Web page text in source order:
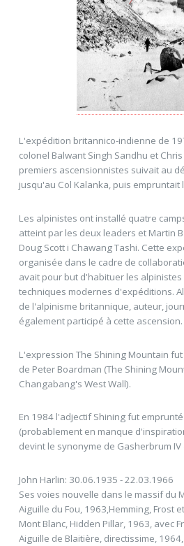
L'expédition britannico-indienne de
colonel Balwant Singh Sandhu et
premiers ascensionnistes suivait au
jusqu'au Col Kalanka, puis empruntait
Les alpinistes ont installé quatre
atteint par les deux leaders et Martin
Doug Scott i Chawang Tashi. Cette
organisée dans le cadre de
avait pour but d'habituer les alpinistes
techniques modernes d'expéditions.
de l'alpinisme britannique, auteur,
également participé à cette ascension.
L'expression The Shining Mountain
de Peter Boardman (The Shining
Changabang's West Wall).
En 1984 l'adjectif Shining fut
(probablement en manque
devint le synonyme de Gasherbrum IV
John Harlin: 30.06.1935 - 22.03.1966
Ses voies nouvelle dans le massif du
Aiguille du Fou, 1963,Hemming, Frost
Mont Blanc, Hidden Pillar, 1963, avec
Aiguille de Blaitière, directissime,